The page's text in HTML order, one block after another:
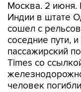
Москва. 2 июня.
Индии в штате
сошел с
соседние пути,
пассажирский
Times со
человек